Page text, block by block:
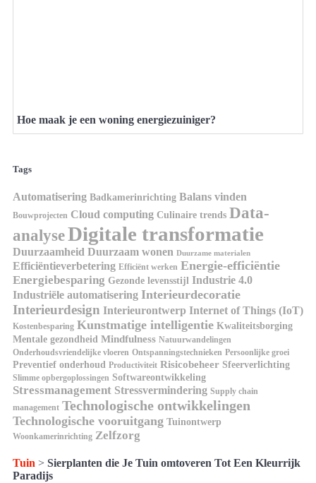
Hoe maak je een woning energiezuiniger?
Tags
Automatisering Badkamerinrichting Balans vinden
Bouwprojecten Cloud computing Culinaire trends Data-
analyseDigitale transformatie
Duurzaamheid Duurzaam wonen Duurzame materialen
Efficiëntieverbetering Efficiënt werken Energie-efficiëntie
Energiebesparing Gezonde levensstijl Industrie 4.0
Industriële automatisering Interieurdecoratie
Interieurdesign Interieurontwerp Internet of Things (IoT)
Kostenbesparing Kunstmatige intelligentie Kwaliteitsborging
Mentale gezondheid Mindfulness Natuurwandelingen
Onderhoudsvriendelijke vloeren Ontspanningstechnieken Persoonlijke groei
Preventief onderhoud Productiviteit Risicobeheer Sfeerverlichting
Slimme opbergoplossingen Softwareontwikkeling
Stressmanagement Stressvermindering Supply chain
management Technologische ontwikkelingen
Technologische vooruitgang Tuinontwerp
Woonkamerinrichting Zelfzorg
Tuin > Sierplanten die Je Tuin omtoveren Tot Een Kleurrijk
Paradijs